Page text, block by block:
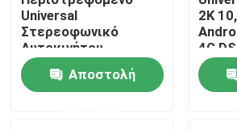
Αρχική Σελίδα
Προϊόντα
Universal
Στερεοφωνικό
Αυτοκινήτου,
Ραδιόφωνο διπλού
Din 10,1 ιντσών με
κάμερα πανοράματος
Αποστολή
2K
4G